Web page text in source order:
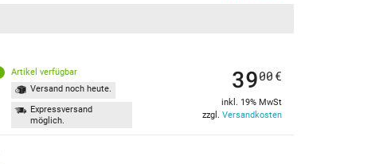
Artikel verfügbar
Versand noch heute.
Expressversand
möglich.
3900 €
inkl. 19% MwSt
zzgl. Versandkosten